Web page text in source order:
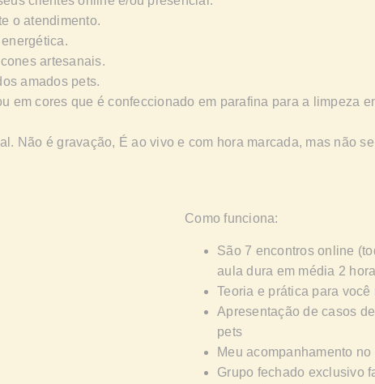
o atendimento.
artesanais.
amados pets.
em cores que é confeccionado em parafina para a limpeza
Não é gravação, É ao vivo e com hora marcada, mas não
Como funciona:
São 7 encontros online
aula dura em média 2
Teoria e prática para
Apresentação de casos
pets
Meu acompanhamento
Grupo fechado exclusivo